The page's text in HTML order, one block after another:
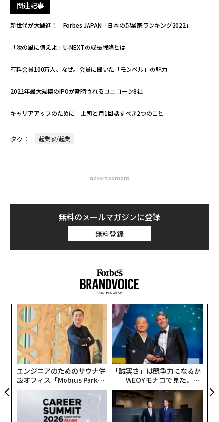
関連記事
新世代が大躍進！ Forbes JAPAN「日本の起業家ランキング2022」
「次の風に備えよ」U-NEXTの成長戦略とは
有料会員100万人、なぜ。会員に聞いた「モンベル」の魅力
2022年最大規模のIPOが期待されるユニコーン8社
キャリアアップのために 上司と月1回話すべき2つのこと
タグ： 起業家/起業
advertisement
無料のメールマガジンに登録
無料登録
エンジニアのためのサウナ併
設オフィス「Mobius Park」
がオープン──タマディック
が健康経営を徹底する理由
「誠実さ」は競争力になるか
──WEOYモナコで見た、く
ら寿司の経営哲学